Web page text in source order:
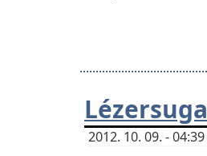
2012. 10. 09. -